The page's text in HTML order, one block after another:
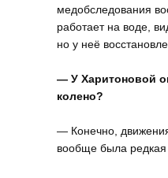
медобследования
работает на воде,
но у неё
— У Харитоновой
колено?
— Конечно,
вообще была редкая